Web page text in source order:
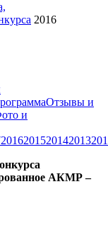
2016
Отзывы и
и
2016201520142013
АКМР –